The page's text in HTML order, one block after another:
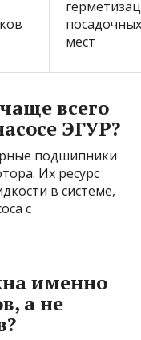
мест
всего
ЭГУР?
подшипники
Их ресурс
в системе,
с
именно
а не